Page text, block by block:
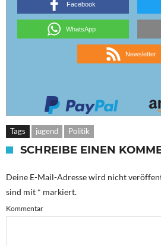
Facebook
WhatsApp
Newsletter
Tags jugend Politik
SCHREIBE EINEN
Deine E-Mail-Adresse wird nicht
sind mit * markiert.
Kommentar